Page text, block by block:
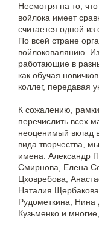
Несмотря на то,
войлока имеет
считается одной
По всей стране
войлоковалянию.
работающие в
как обучая
коллег, передавая
К сожалению,
перечислить всех
неоценимый вклад
вида творчества,
имена: Александр
Смирнова, Елена
Цховребова,
Наталия
Рудометкина,
Кузьменко и